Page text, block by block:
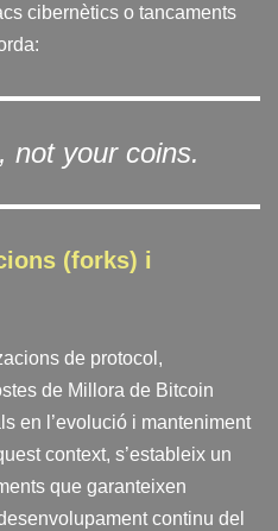
cibernètics o tancaments
not your coins.
(forks) i
de protocol,
de Millora de Bitcoin
en l’evolució i manteniment
context, s’estableix un
que garanteixen
continu del